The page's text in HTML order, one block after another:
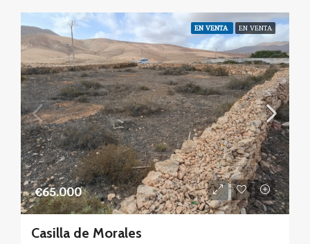
EN VENTA EN VENTA
€65.000
Casilla de Morales